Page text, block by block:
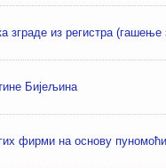
зграде из регистра (гашење
Бијељина
фирми на основу пуномоћи